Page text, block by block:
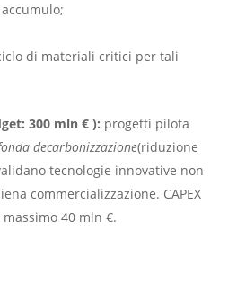
di materiali critici per tali
300 mln € ): progetti pilota
decarbonizzazione(riduzione
tecnologie innovative non
commercializzazione. CAPEX
40 mln €.